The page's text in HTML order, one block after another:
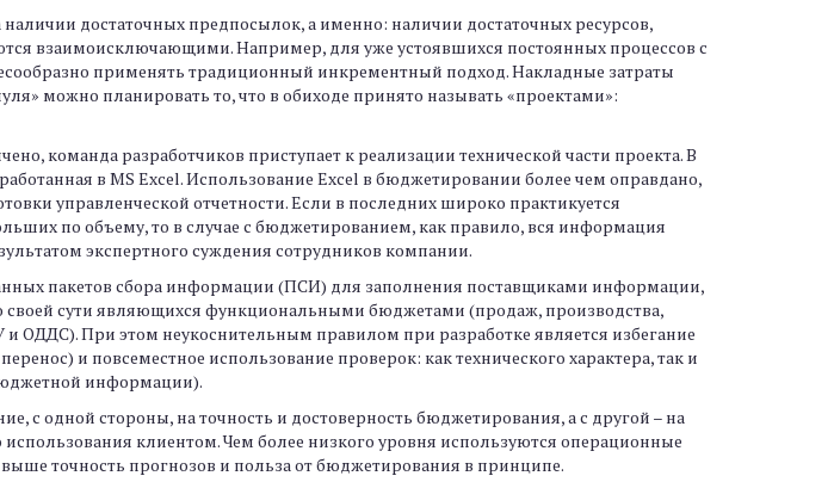
достаточных предпосылок, а именно: наличии достаточных ресурсов,
взаимоисключающими. Например, для уже устоявшихся постоянных процессов с
применять традиционный инкрементный подход. Накладные затраты
можно планировать то, что в обиходе принято называть «проектами»:
команда разработчиков приступает к реализации технической части проекта. В
в MS Excel. Использование Excel в бюджетировании более чем оправдано,
управленческой отчетности. Если в последних широко практикуется
по объему, то в случае с бюджетированием, как правило, вся информация
экспертного суждения сотрудников компании.
пакетов сбора информации (ПСИ) для заполнения поставщиками информации,
своей сути являющихся функциональными бюджетами (продаж, производства,
При этом неукоснительным правилом при разработке является избегание
и повсеместное использование проверок: как технического характера, так и
информации).
одной стороны, на точность и достоверность бюджетирования, а с другой – на
клиентом. Чем более низкого уровня используются операционные
точность прогнозов и польза от бюджетирования в принципе.